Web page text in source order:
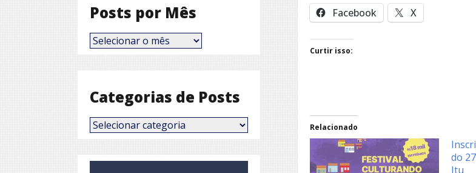
Facebook X
Curtir isso:
Relacionado
do
Itu
Posts por Mês
Posts
por
Categorias de Posts
Categorias
de